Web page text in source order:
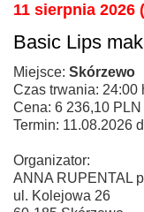
11 sierpnia 2026
Basic Lips
Miejsce: Skórzewo
Czas trwania: 24:00
Cena: 6 236,10 PLN
Termin: 11.08.2026
Organizator:
ANNA RUPENTAL
ul. Kolejowa 26